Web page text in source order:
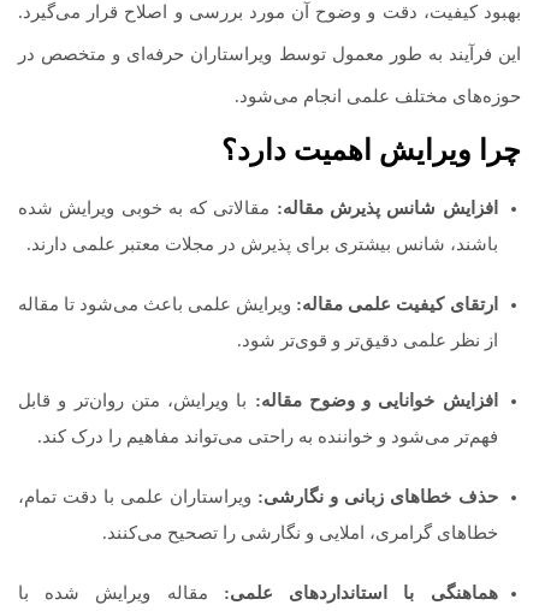
بهبود کیفیت، دقت و وضوح آن مورد بررسی و اصلاح قرار می‌گیرد.
این فرآیند به طور معمول توسط ویراستاران حرفه‌ای و متخصص در
حوزه‌های مختلف علمی انجام می‌شود.
چرا ویرایش اهمیت دارد؟
افزایش شانس پذیرش مقاله: مقالاتی که به خوبی ویرایش شده
باشند، شانس بیشتری برای پذیرش در مجلات معتبر علمی دارند.
ارتقای کیفیت علمی مقاله: ویرایش علمی باعث می‌شود تا مقاله
از نظر علمی دقیق‌تر و قوی‌تر شود.
افزایش خوانایی و وضوح مقاله: با ویرایش، متن روان‌تر و قابل
فهم‌تر می‌شود و خواننده به راحتی می‌تواند مفاهیم را درک کند.
حذف خطاهای زبانی و نگارشی: ویراستاران علمی با دقت تمام،
خطاهای گرامری، املایی و نگارشی را تصحیح می‌کنند.
هماهنگی با استانداردهای علمی: مقاله ویرایش شده با